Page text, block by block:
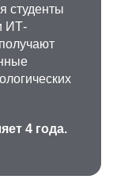
студенты
ИТ-
4 года.